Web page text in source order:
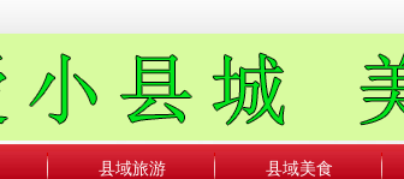
县域旅游 县域美食